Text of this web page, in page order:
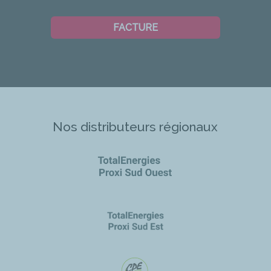
FACTURE
Nos distributeurs régionaux